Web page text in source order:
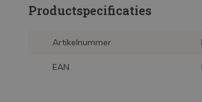
Productspecificaties
Artikelnummer
EAN